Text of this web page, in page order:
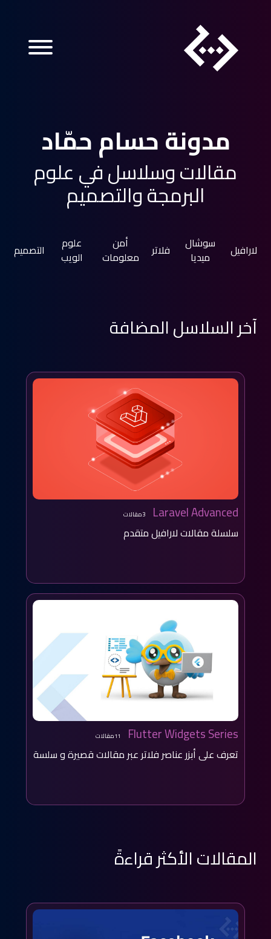
مدونة حسام حمّاد
مقالات وسلاسل في علوم
البرمجة والتصميم
لارافيل
سوشال
ميديا
فلاتر
أمن
معلومات
علوم
الويب
التصميم
آخر السلاسل المضافة
Laravel Advanced 3مقالات
سلسلة مقالات لارافيل متقدم
Flutter Widgets Series 11مقالات
تعرف على أبزر عناصر فلاتر عبر مقالات قصيرة و سلسة
المقالات الأكثر قراءةً